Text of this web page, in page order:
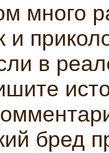
много
и
в
бред